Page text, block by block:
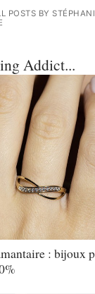
POSTS BY
Addict...
: bijoux